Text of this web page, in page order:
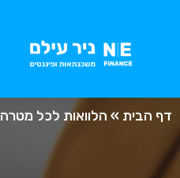
דף הבית » הלוואות לכל מטרה